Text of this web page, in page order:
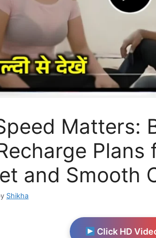
Matters:
Plans
and Smooth
Shikha
Click HD